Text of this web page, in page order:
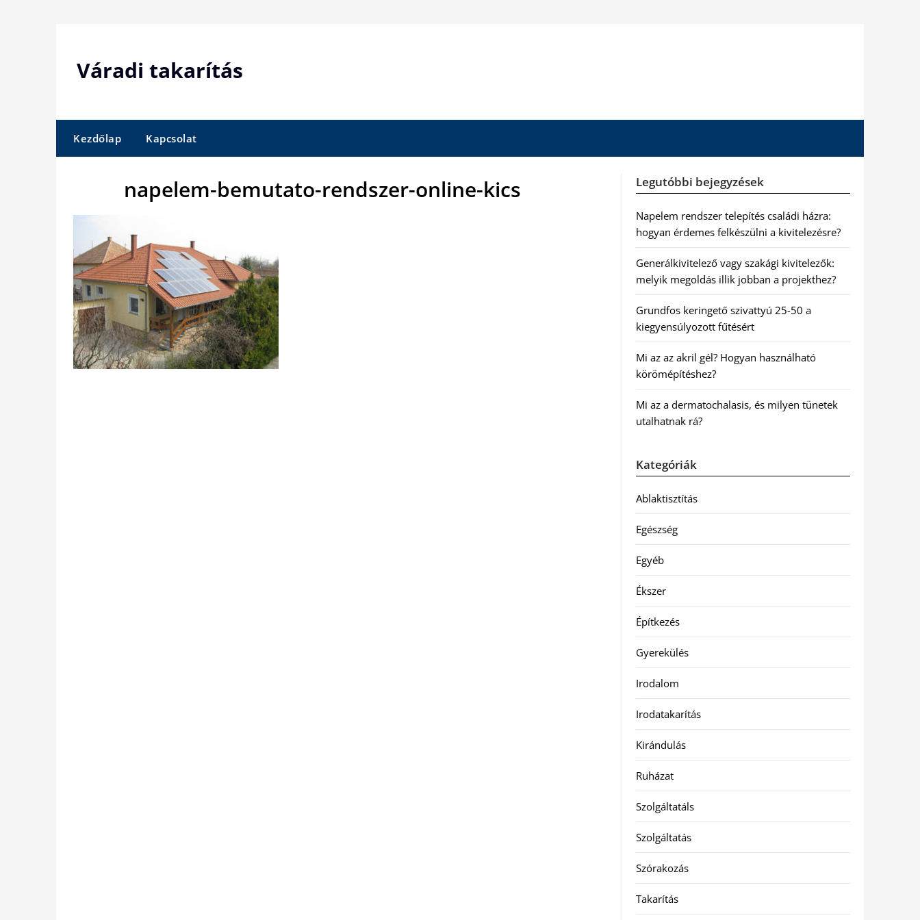
Váradi takarítás
Kezdőlap Kapcsolat
napelem-bemutato-rendszer-online-kics Legutóbbi bejegyzések
Napelem rendszer telepítés családi házra:
hogyan érdemes felkészülni a kivitelezésre?
Generálkivitelező vagy szakági kivitelezők:
melyik megoldás illik jobban a projekthez?
Grundfos keringető szivattyú 25-50 a
kiegyensúlyozott fűtésért
Mi az az akril gél? Hogyan használható
körömépítéshez?
Mi az a dermatochalasis, és milyen tünetek
utalhatnak rá?
Kategóriák
Ablaktisztítás
Egészség
Egyéb
Ékszer
Építkezés
Gyerekülés
Irodalom
Irodatakarítás
Kirándulás
Ruházat
Szolgáltatáls
Szolgáltatás
Szórakozás
Takarítás